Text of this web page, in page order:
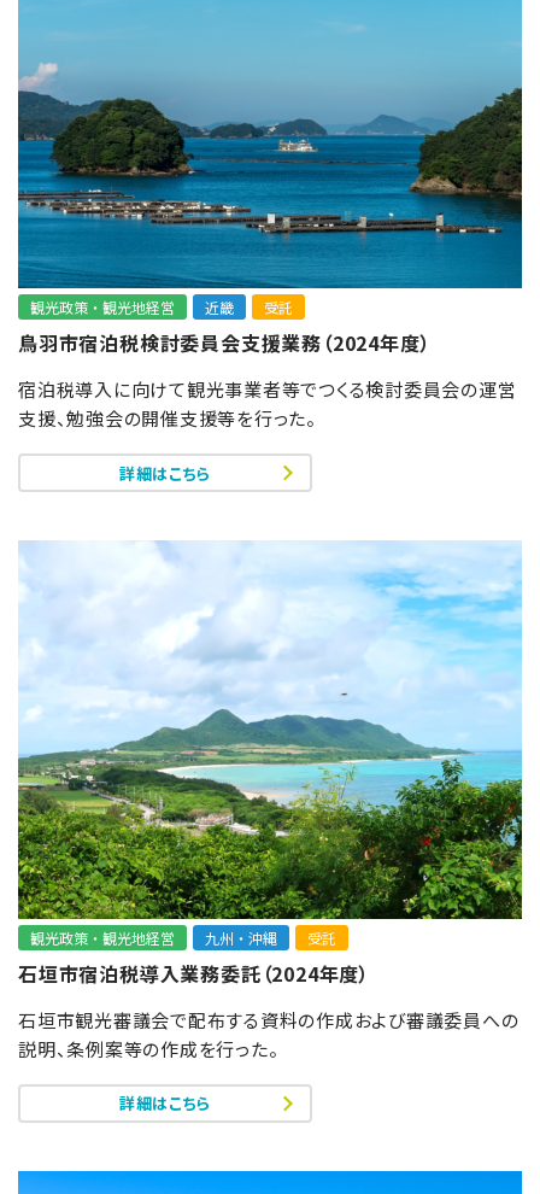
観光政策・観光地経営 近畿 受託
鳥羽市宿泊税検討委員会支援業務（2024年度）
宿泊税導入に向けて観光事業者等でつくる検討委員会の運営
支援、勉強会の開催支援等を行った。
詳細はこちら
観光政策・観光地経営 九州・沖縄 受託
石垣市宿泊税導入業務委託（2024年度）
石垣市観光審議会で配布する資料の作成および審議委員への
説明、条例案等の作成を行った。
詳細はこちら